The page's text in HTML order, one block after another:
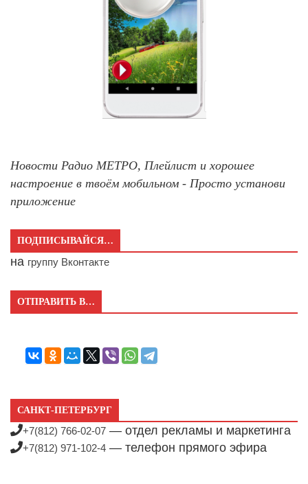
Новости Радио МЕТРО, Плейлист и хорошее
настроение в твоём мобильном - Просто установи
приложение
ПОДПИСЫВАЙСЯ…
на группу Вконтакте
ОТПРАВИТЬ В…
САНКТ-ПЕТЕРБУРГ
+7(812) 766-02-07 — отдел рекламы и маркетинга
+7(812) 971-102-4 — телефон прямого эфира